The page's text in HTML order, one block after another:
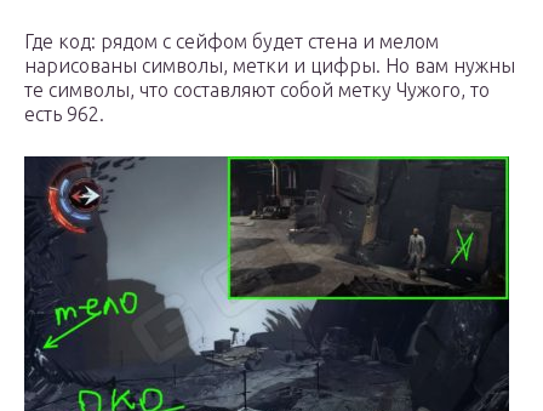
Где код: рядом с сейфом будет стена и мелом
нарисованы символы, метки и цифры. Но вам нужны
те символы, что составляют собой метку Чужого, то
есть 962.